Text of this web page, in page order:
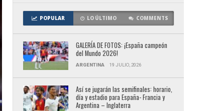
POPULAR LO ÚLTIMO COMMENTS
GALERÍA DE FOTOS: ¡España campeón
del Mundo 2026!
ARGENTINA 19 JULIO, 2026
Así se jugarán las semifinales: horario,
día y estadio para España- Francia y
Argentina – Inglaterra